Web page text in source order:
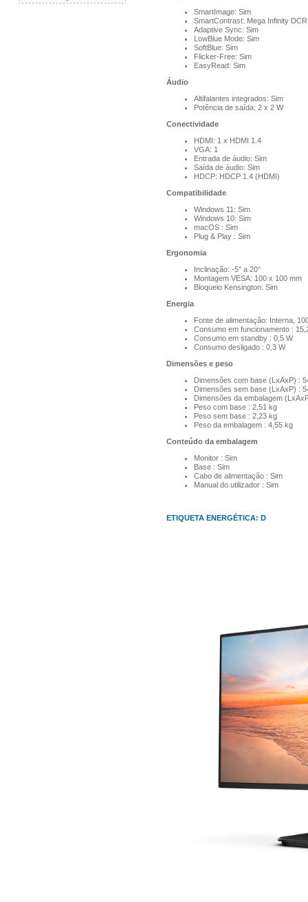
SmartImage: Sim
SmartContrast: Mega Infinity DCR
Adaptive Sync: Sim
LowBlue Mode: Sim
SoftBlue: Sim
Flicker-Free: Sim
EasyRead: Sim
Áudio
Altifalantes integrados: Sim
Potência de saída: 2 x 2 W
Conectividade
HDMI: 1 x HDMI 1.4
VGA: 1
Entrada de áudio: Sim
Saída de áudio: Sim
HDCP: HDCP 1.4 (HDMI)
Compatibilidade
Windows 11: Sim
Windows 10: Sim
macOS : Sim
Plug & Play : Sim
Ergonomia
Inclinação: -5° a 20°
Montagem VESA: 100 x 100 mm
Bloqueio Kensington: Sim
Energia
Fonte de alimentação: Interna,
Consumo em funcionamento :
Consumo em standby : 0,5 W
Consumo desligado : 0,3 W
Dimensões e peso
Dimensões com base (LxAxP) :
Dimensões sem base (LxAxP) :
Dimensões da embalagem
Peso com base : 2,51 kg
Peso sem base : 2,23 kg
Peso da embalagem : 4,55 kg
Conteúdo da embalagem
Monitor : Sim
Base : Sim
Cabo de alimentação : Sim
Manual do utilizador : Sim
ETIQUETA ENERGÉTICA: D